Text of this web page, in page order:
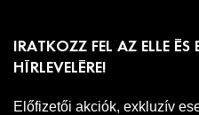
IRATKOZZ FEL AZ ELLE ÉS
HÍRLEVELÉRE!
Előfizetői akciók, exkluzív